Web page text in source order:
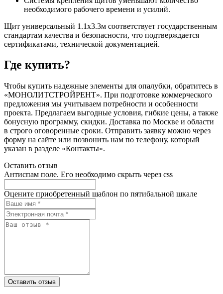
необходимого рабочего времени и усилий.
Щит универсальный 1.1x3.3м соответствует государственным
стандартам качества и безопасности, что подтверждается
сертификатами, технической документацией.
Где купить?
Чтобы купить надежные элементы для опалубки, обратитесь в
«МОНОЛИТСТРОЙРЕНТ». При подготовке коммерческого
предложения мы учитываем потребности и особенности
проекта. Предлагаем выгодные условия, гибкие цены, а также
бонусную программу, скидки. Доставка по Москве и области
в строго оговоренные сроки. Отправить заявку можно через
форму на сайте или позвонить нам по телефону, который
указан в разделе «Контакты».
Оставить отзыв
Антиспам поле. Его необходимо скрыть через css
Оцените приобретенный шаблон по пятибальной шкале